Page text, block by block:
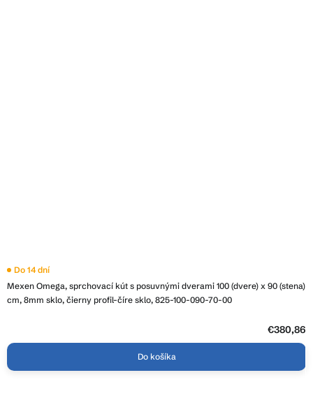
Mexen Omega, sprchovací kút s posuvnými dverami 100 (dvere) x 90 (stena)
cm, 8mm sklo, čierny profil-číre sklo, 825-100-090-70-00
Priemerné
produktu
je
Do 14 dní
€380,86
Do košíka